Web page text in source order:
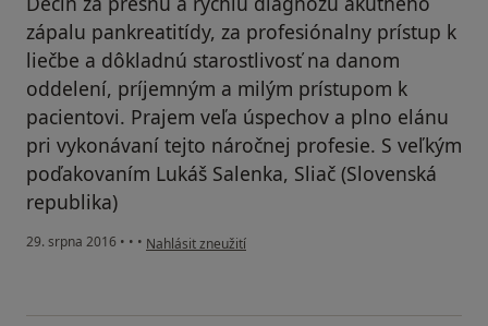
zápalu pankreatitídy, za profesiónalny prístup k
liečbe a dôkladnú starostlivosť na danom
oddelení, príjemným a milým prístupom k
pacientovi. Prajem veľa úspechov a plno elánu
pri vykonávaní tejto náročnej profesie. S veľkým
poďakovaním Lukáš Salenka, Sliač (Slovenská
republika)
29. srpna 2016 • • • podle názoru uživatele Váš účet byl odstraněn
Nahlásit zneužití